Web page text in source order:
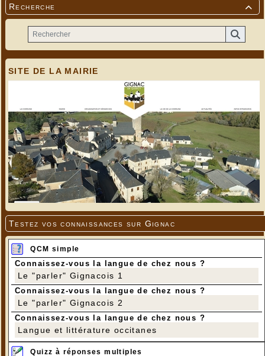

Recherche
SITE DE LA MAIRIE
Testez vos connaissances sur Gignac
QCM simple
Connaissez-vous la langue de chez nous ?
Le "parler" Gignacois 1
Connaissez-vous la langue de chez nous ?
Le "parler" Gignacois 2
Connaissez-vous la langue de chez nous ?
Langue et littérature occitanes
Quizz à réponses multiples